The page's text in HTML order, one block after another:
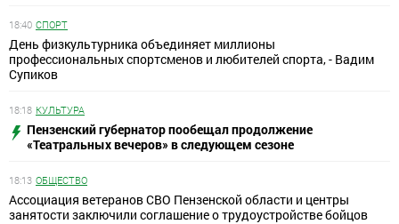
18:40 СПОРТ
День физкультурника объединяет миллионы
профессиональных спортсменов и любителей спорта, - Вадим
Супиков
18:18 КУЛЬТУРА
Пензенский губернатор пообещал продолжение
«Театральных вечеров» в следующем сезоне
18:13 ОБЩЕСТВО
Ассоциация ветеранов СВО Пензенской области и центры
занятости заключили соглашение о трудоустройстве бойцов